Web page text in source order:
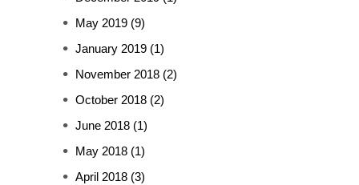
May 2019 (9)
January 2019 (1)
November 2018 (2)
October 2018 (2)
June 2018 (1)
May 2018 (1)
April 2018 (3)